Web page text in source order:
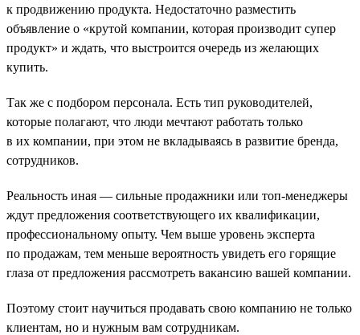
к продвижению продукта. Недостаточно разместить
объявление о «крутой компании, которая производит супер
продукт» и ждать, что выстроится очередь из желающих
купить.
Так же с подбором персонала. Есть тип руководителей,
которые полагают, что люди мечтают работать только
в их компании, при этом не вкладываясь в развитие бренда,
сотрудников.
Реальность иная — сильные продажники или топ-менеджеры
ждут предложения соответствующего их квалификации,
профессиональному опыту. Чем выше уровень эксперта
по продажам, тем меньше вероятность увидеть его горящие
глаза от предложения рассмотреть вакансию вашей компании.
Поэтому стоит научиться продавать свою компанию не только
клиентам, но и нужным вам сотрудникам.